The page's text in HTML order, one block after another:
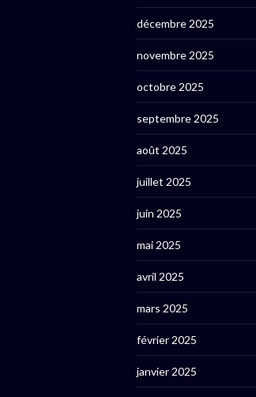
décembre 2025
novembre 2025
octobre 2025
septembre 2025
août 2025
juillet 2025
juin 2025
mai 2025
avril 2025
mars 2025
février 2025
janvier 2025